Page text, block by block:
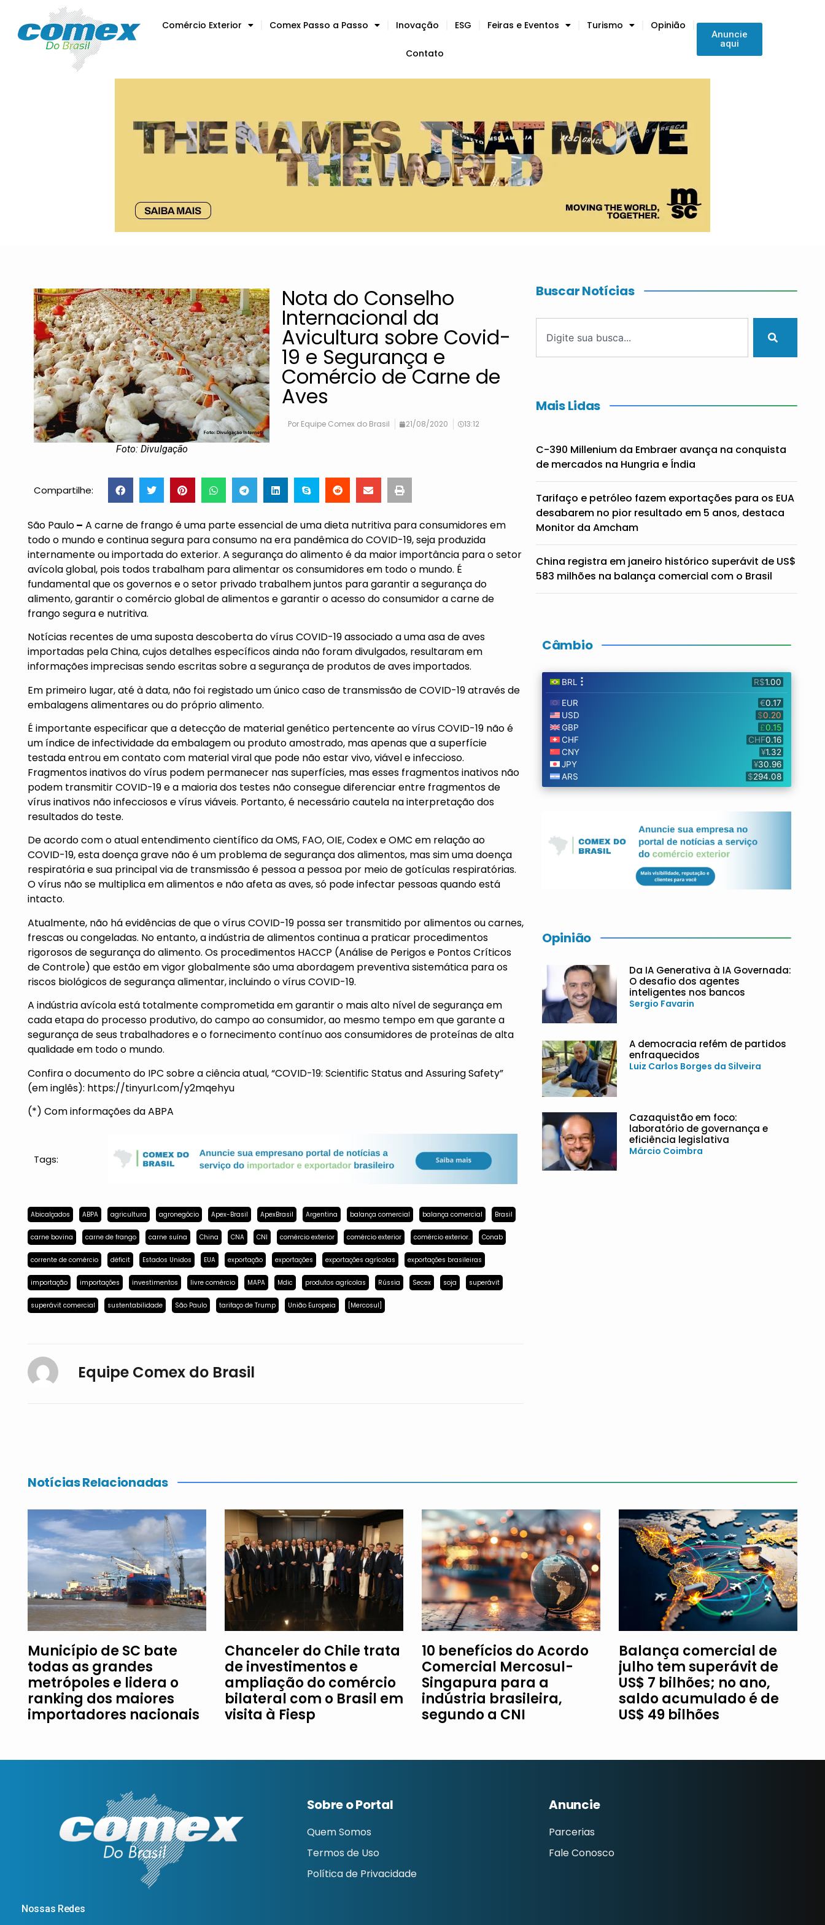
Comércio Exterior Comex Passo a Passo Inovação ESG Feiras e Eventos Turismo Opinião
Contato
Anuncie
aqui
Foto: Divulgação
Nota do Conselho
Internacional da
Avicultura sobre Covid-
19 e Segurança e
Comércio de Carne de
Aves
Por Equipe Comex do Brasil 21/08/2020 13:12
Compartilhe:
São Paulo– A carne de frango é uma parte essencial de uma dieta nutritiva para consumidores em
todo o mundo e continua segura para consumo na era pandêmica do COVID-19, seja produzida
internamente ou importada do exterior. A segurança do alimento é da maior importância para o setor
avícola global, pois todos trabalham para alimentar os consumidores em todo o mundo. É
fundamental que os governos e o setor privado trabalhem juntos para garantir a segurança do
alimento, garantir o comércio global de alimentos e garantir o acesso do consumidor a carne de
frango segura e nutritiva.
Notícias recentes de uma suposta descoberta do vírus COVID-19 associado a uma asa de aves
importadas pela China, cujos detalhes específicos ainda não foram divulgados, resultaram em
informações imprecisas sendo escritas sobre a segurança de produtos de aves importados.
Em primeiro lugar, até à data, não foi registado um único caso de transmissão de COVID-19 através de
embalagens alimentares ou do próprio alimento.
É importante especificar que a detecção de material genético pertencente ao vírus COVID-19 não é
um índice de infectividade da embalagem ou produto amostrado, mas apenas que a superfície
testada entrou em contato com material viral que pode não estar vivo, viável e infeccioso.
Fragmentos inativos do vírus podem permanecer nas superfícies, mas esses fragmentos inativos não
podem transmitir COVID-19 e a maioria dos testes não consegue diferenciar entre fragmentos de
vírus inativos não infecciosos e vírus viáveis. Portanto, é necessário cautela na interpretação dos
resultados do teste.
De acordo com o atual entendimento científico da OMS, FAO, OIE, Codex e OMC em relação ao
COVID-19, esta doença grave não é um problema de segurança dos alimentos, mas sim uma doença
respiratória e sua principal via de transmissão é pessoa a pessoa por meio de gotículas respiratórias.
O vírus não se multiplica em alimentos e não afeta as aves, só pode infectar pessoas quando está
intacto.
Atualmente, não há evidências de que o vírus COVID-19 possa ser transmitido por alimentos ou carnes,
frescas ou congeladas. No entanto, a indústria de alimentos continua a praticar procedimentos
rigorosos de segurança do alimento. Os procedimentos HACCP (Análise de Perigos e Pontos Críticos
de Controle) que estão em vigor globalmente são uma abordagem preventiva sistemática para os
riscos biológicos de segurança alimentar, incluindo o vírus COVID-19.
A indústria avícola está totalmente comprometida em garantir o mais alto nível de segurança em
cada etapa do processo produtivo, do campo ao consumidor, ao mesmo tempo em que garante a
segurança de seus trabalhadores e o fornecimento contínuo aos consumidores de proteínas de alta
qualidade em todo o mundo.
Confira o documento do IPC sobre a ciência atual, “COVID-19: Scientific Status and Assuring Safety”
(em inglês): https://tinyurl.com/y2mqehyu
(*) Com informações da ABPA
Tags:
Abicalçados ABPA agricultura agronegócio Apex-Brasil ApexBrasil Argentina balança comercial balança comercial Brasil
carne bovina carne de frango carne suína China CNA CNI comércio exterior comércio exterior comércio exterior. Conab
corrente de comércio déficit Estados Unidos EUA exportação exportações exportações agrícolas exportações brasileiras
importação importações investimentos livre comércio MAPA Mdic produtos agrícolas Rússia Secex soja superávit
superávit comercial sustentabilidade São Paulo tarifaço de Trump União Europeia [Mercosul]
Equipe Comex do Brasil
Buscar Notícias
Mais Lidas
C-390 Millenium da Embraer avança na conquista
de mercados na Hungria e Índia
Tarifaço e petróleo fazem exportações para os EUA
desabarem no pior resultado em 5 anos, destaca
Monitor da Amcham
China registra em janeiro histórico superávit de US$
583 milhões na balança comercial com o Brasil
Câmbio
Opinião
Da IA Generativa à IA Governada:
O desafio dos agentes
inteligentes nos bancos
Sergio Favarin
A democracia refém de partidos
enfraquecidos
Luiz Carlos Borges da Silveira
Cazaquistão em foco:
laboratório de governança e
eficiência legislativa
Márcio Coimbra
Notícias Relacionadas
Município de SC bate
todas as grandes
metrópoles e lidera o
ranking dos maiores
importadores nacionais
Chanceler do Chile trata
de investimentos e
ampliação do comércio
bilateral com o Brasil em
visita à Fiesp
10 benefícios do Acordo
Comercial Mercosul-
Singapura para a
indústria brasileira,
segundo a CNI
Balança comercial de
julho tem superávit de
US$ 7 bilhões; no ano,
saldo acumulado é de
US$ 49 bilhões
Nossas Redes
Sobre o Portal
Quem Somos
Termos de Uso
Política de Privacidade
Anuncie
Parcerias
Fale Conosco